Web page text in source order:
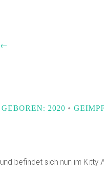
←
GEBOREN: 2020 •
und befindet sich nun im Kitty